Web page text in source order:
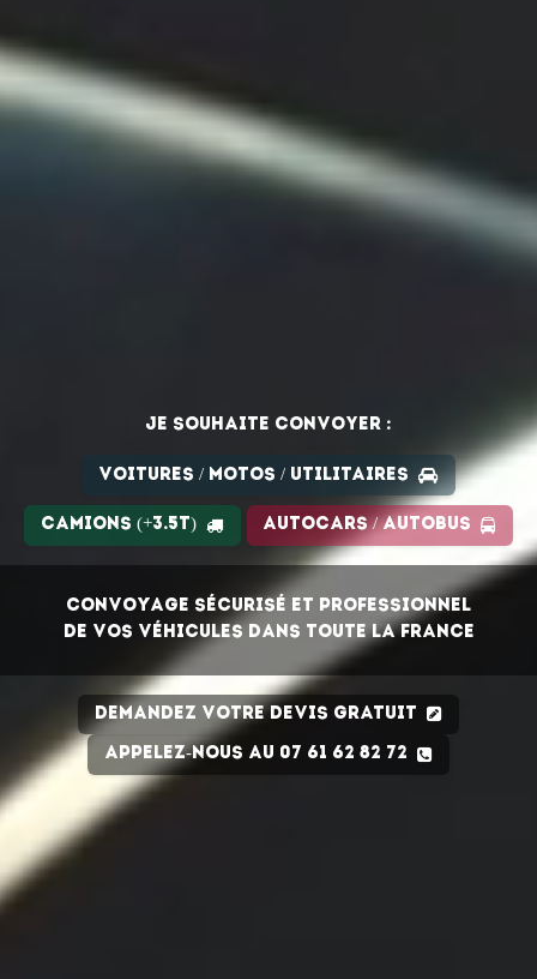
Je souhaite convoyer :
Voitures / Motos / Utilitaires
Camions (+3.5T) Autocars / Autobus
Convoyage sécurisé et professionnel
de vos véhicules dans toute la France
Demandez votre devis gratuit
Appelez-nous au 07 61 62 82 72